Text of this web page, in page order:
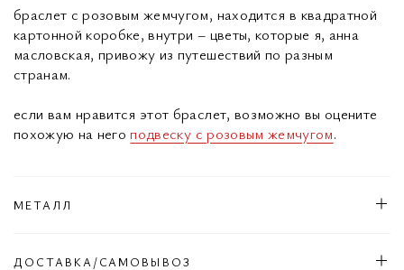
браслет с розовым жемчугом, находится в квадратной
картонной коробке, внутри – цветы, которые я, анна
масловская, привожу из путешествий по разным
странам.
если вам нравится этот браслет, возможно вы оцените
похожую на негоподвеску с розовым жемчугом.
МЕТАЛЛ
ДОСТАВКА/САМОВЫВОЗ